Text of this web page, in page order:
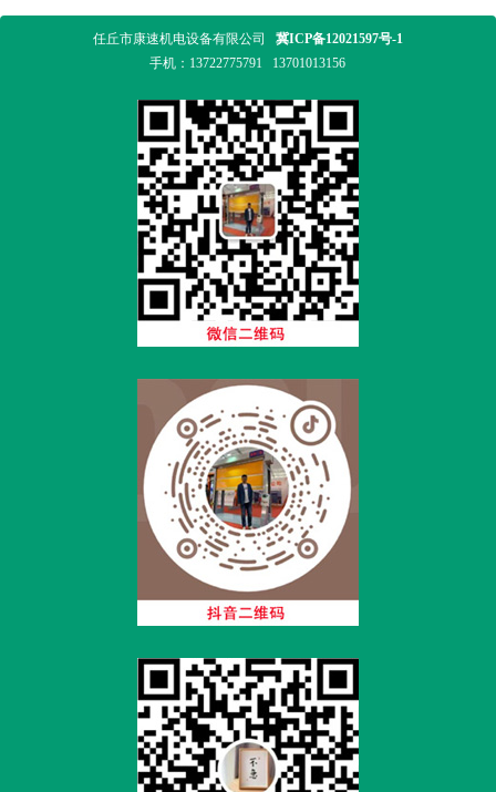
任丘市康速机电设备有限公司 冀ICP备12021597号-1
手机： 13722775791 13701013156